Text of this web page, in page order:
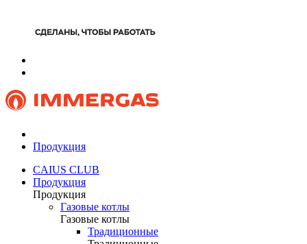
Продукция
CAIUS CLUB
Продукция
Продукция
Газовые котлы
Газовые котлы
Традиционные